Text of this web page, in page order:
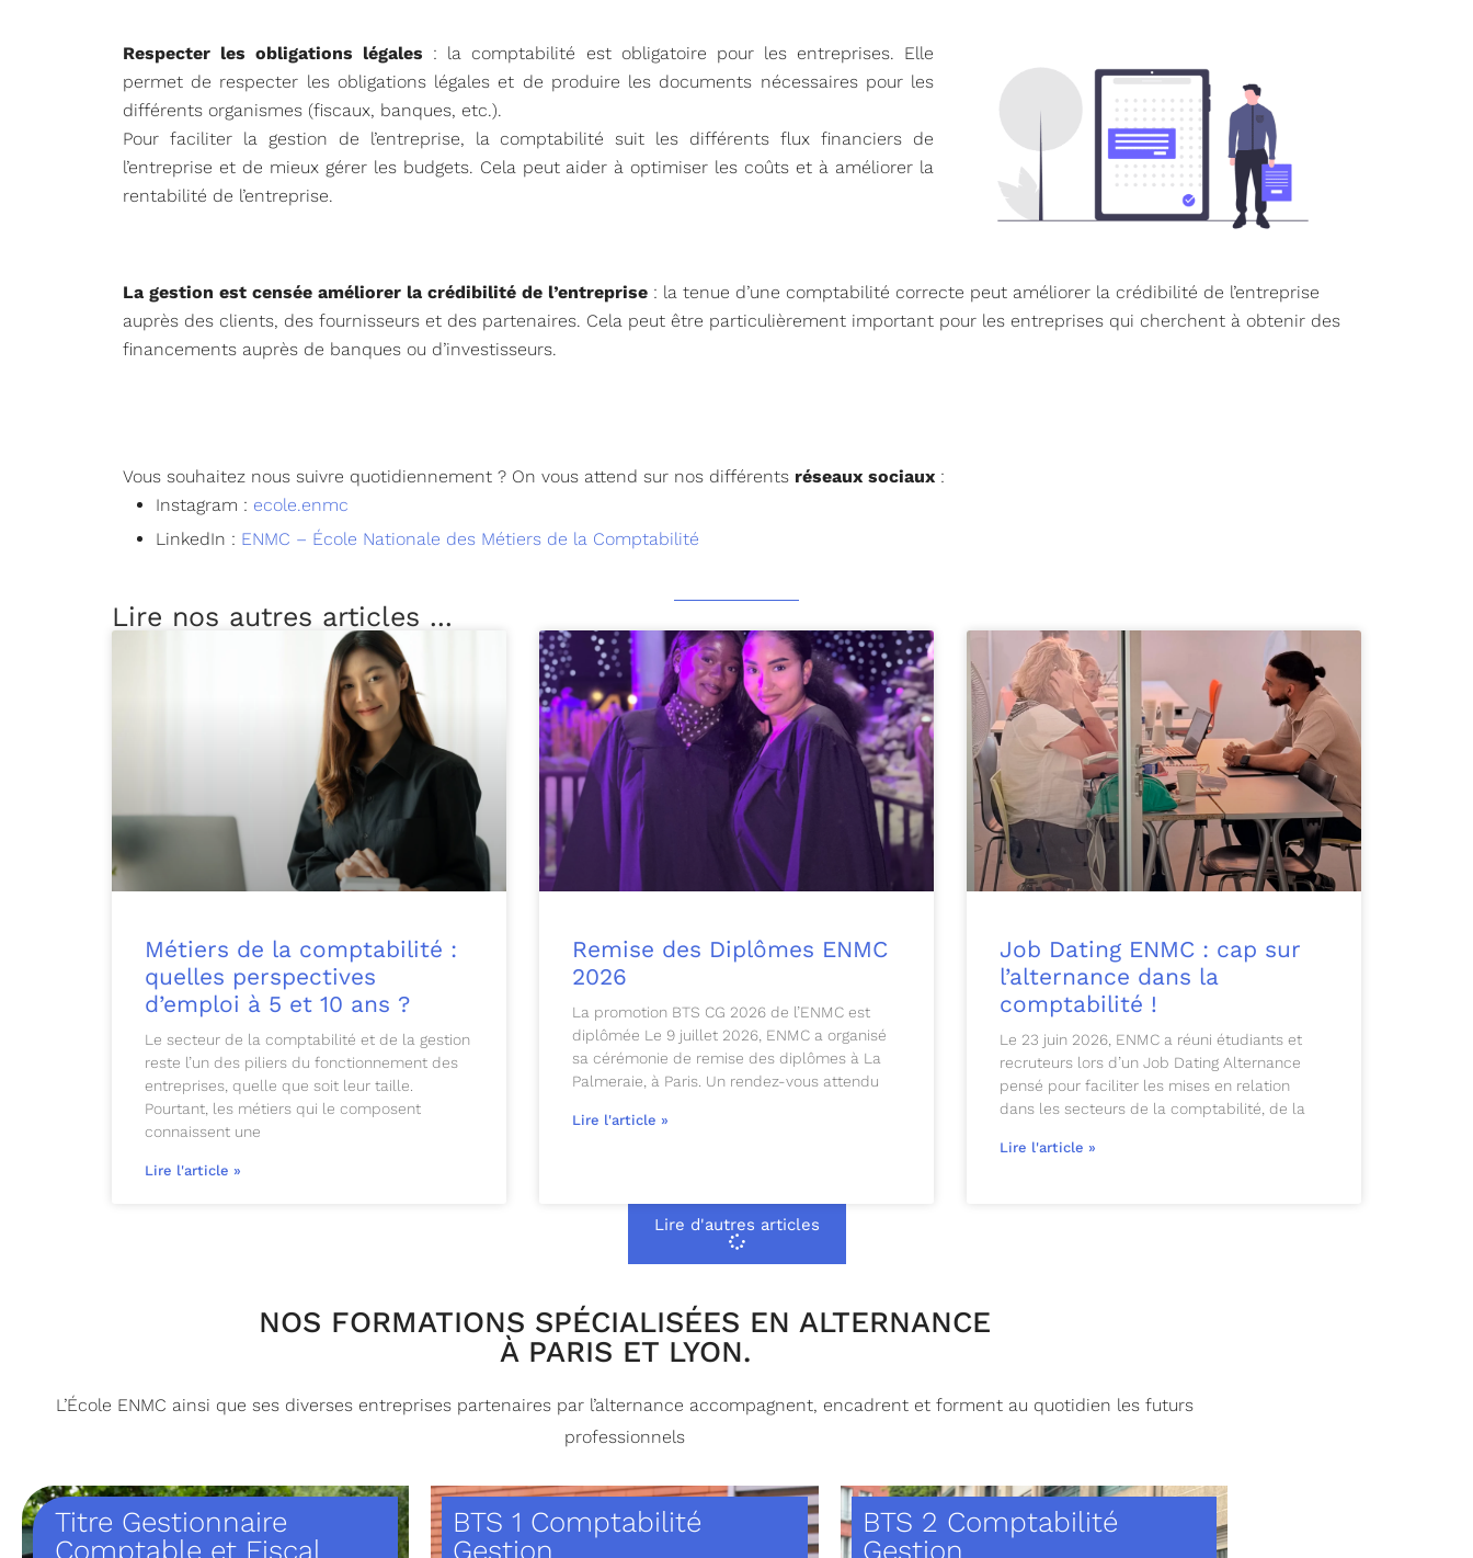
Respecter les obligations légales : la comptabilité est obligatoire pour les entreprises. Elle
permet de respecter les obligations légales et de produire les documents nécessaires pour les
différents organismes (fiscaux, banques, etc.).
Pour faciliter la gestion de l’entreprise, la comptabilité suit les différents flux financiers de
l’entreprise et de mieux gérer les budgets. Cela peut aider à optimiser les coûts et à améliorer la
rentabilité de l’entreprise.
La gestion est censée améliorer la crédibilité de l’entreprise : la tenue d’une comptabilité correcte peut améliorer la crédibilité de l’entreprise
auprès des clients, des fournisseurs et des partenaires. Cela peut être particulièrement important pour les entreprises qui cherchent à obtenir des
financements auprès de banques ou d’investisseurs.
Vous souhaitez nous suivre quotidiennement ? On vous attend sur nos différents réseaux sociaux :
Instagram : ecole.enmc
LinkedIn : ENMC – École Nationale des Métiers de la Comptabilité
Lire nos autres articles ...
Métiers de la comptabilité :
quelles perspectives
d’emploi à 5 et 10 ans ?
Le secteur de la comptabilité et de la gestion
reste l’un des piliers du fonctionnement des
entreprises, quelle que soit leur taille.
Pourtant, les métiers qui le composent
connaissent une
Lire l'article »
Remise des Diplômes ENMC
2026
La promotion BTS CG 2026 de l’ENMC est
diplômée Le 9 juillet 2026, ENMC a organisé
sa cérémonie de remise des diplômes à La
Palmeraie, à Paris. Un rendez-vous attendu
Lire l'article »
Job Dating ENMC : cap sur
l’alternance dans la
comptabilité !
Le 23 juin 2026, ENMC a réuni étudiants et
recruteurs lors d’un Job Dating Alternance
pensé pour faciliter les mises en relation
dans les secteurs de la comptabilité, de la
Lire l'article »
Lire d'autres articles
NOS FORMATIONS SPÉCIALISÉES EN ALTERNANCE
À PARIS ET LYON.
L’École ENMC ainsi que ses diverses entreprises partenaires par l’alternance accompagnent, encadrent et forment au quotidien les futurs
professionnels
Titre Gestionnaire
Comptable et Fiscal
BTS 1 Comptabilité
Gestion
BTS 2 Comptabilité
Gestion